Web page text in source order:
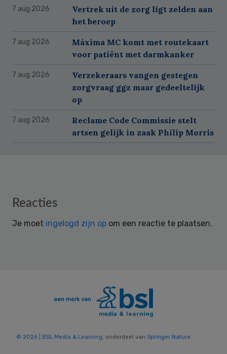
7 aug 2026
Vertrek uit de zorg ligt zelden aan
het beroep
7 aug 2026
Máxima MC komt met routekaart
voor patiënt met darmkanker
7 aug 2026
Verzekeraars vangen gestegen
zorgvraag ggz maar gedeeltelijk
op
7 aug 2026
Reclame Code Commissie stelt
artsen gelijk in zaak Philip Morris
Reader
Reacties
Je moet ingelogd zijn op om een reactie te plaatsen.
© 2026 | BSL Media & Learning, onderdeel van Springer Nature